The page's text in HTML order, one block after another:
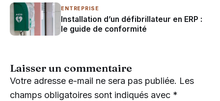
ENTREPRISE
Installation d’un défibrillateur en ERP :
le guide de conformité
Laisser un commentaire
Votre adresse e-mail ne sera pas publiée. Les
champs obligatoires sont indiqués avec *